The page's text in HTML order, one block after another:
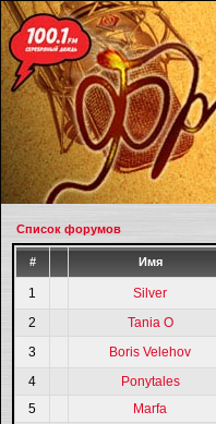
Список форумов
# Имя
1
Silver
2
Tania O
3
Boris Velehov
4
Ponytales
5
Marfa